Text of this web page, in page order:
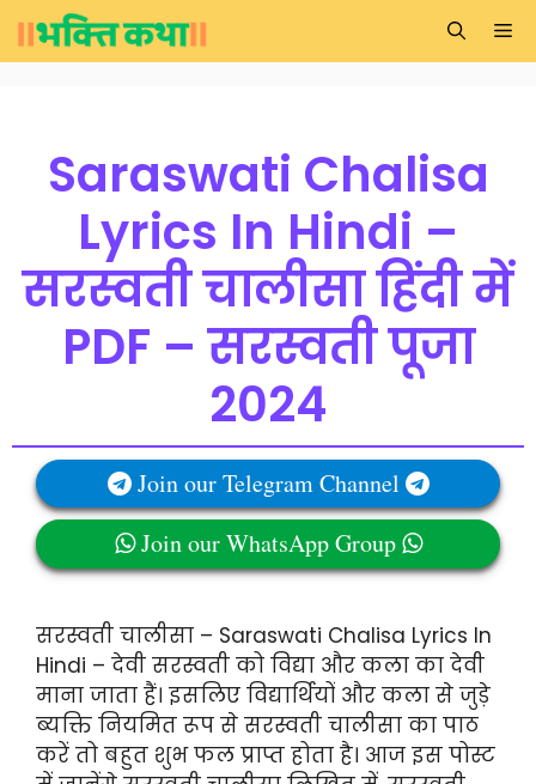
to
Saraswati Chalisa
Lyrics In Hindi –
सरस्वती चालीसा हिंदी में
PDF – सरस्वती पूजा
2024
Join our Telegram Channel
Join our WhatsApp Group
सरस्वती चालीसा – Saraswati Chalisa Lyrics In
Hindi – देवी सरस्वती को विद्या और कला का देवी
माना जाता हैं। इसलिए विद्यार्थियों और कला से जुड़े
ब्यक्ति नियमित रूप से सरस्वती चालीसा का पाठ
करें तो बहुत शुभ फल प्राप्त होता है। आज इस पोस्ट